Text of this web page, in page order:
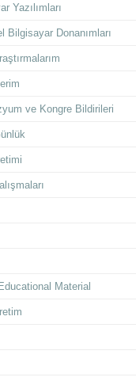
Yazılımları
Bilgisayar Donanımları
ve Kongre Bildirileri
Material